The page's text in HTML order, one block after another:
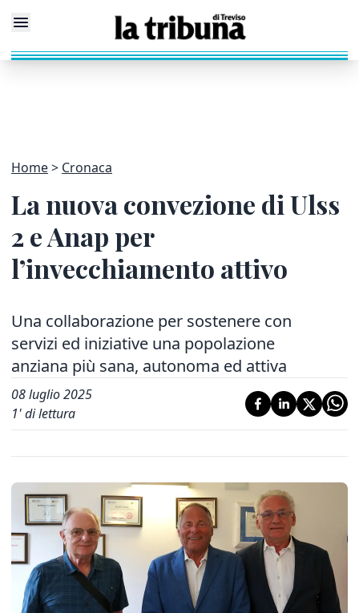
Home Cronaca
La nuova convezione di Ulss
2 e Anap per
l’invecchiamento attivo
Una collaborazione per sostenere con
servizi ed iniziative una popolazione
anziana più sana, autonoma ed attiva
08 luglio 2025
1' di lettura